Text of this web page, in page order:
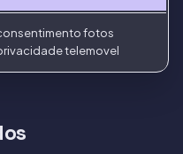
fotos
telemovel